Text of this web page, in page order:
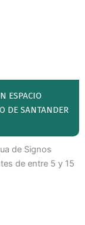
ESPACIO
DE SANTANDER